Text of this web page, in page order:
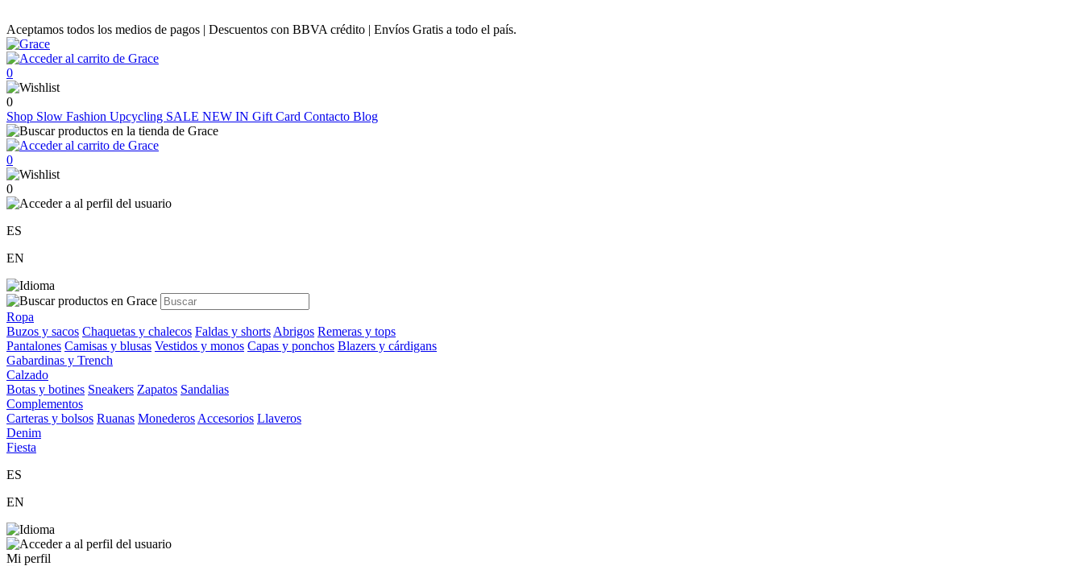
Aceptamos todos los medios de pagos | Descuentos con BBVA crédito | Envíos Gratis a todo el país.
0
0
Shop Slow Fashion Upcycling SALE NEW IN Gift Card Contacto Blog
0
0
ES
EN
Ropa
Buzos y sacos Chaquetas y chalecos Faldas y shorts Abrigos Remeras y tops
Pantalones Camisas y blusas Vestidos y monos Capas y ponchos Blazers y cárdigans
Gabardinas y Trench
Calzado
Botas y botines Sneakers Zapatos Sandalias
Complementos
Carteras y bolsos Ruanas Monederos Accesorios Llaveros
Denim
Fiesta
ES
EN
Mi perfil